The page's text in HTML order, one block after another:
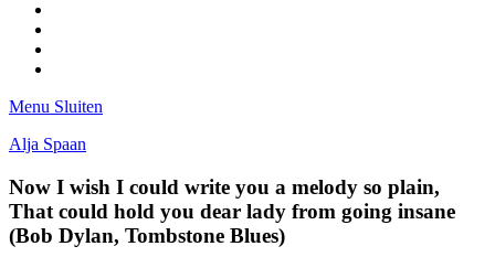
Menu Sluiten
Alja Spaan
Now I wish I could write you a melody so plain,
That could hold you dear lady from going insane
(Bob Dylan, Tombstone Blues)